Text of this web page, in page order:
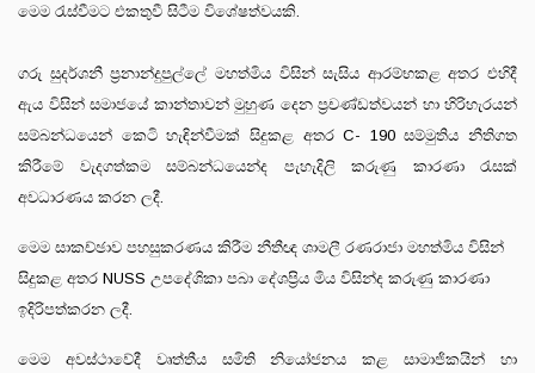
මෙම රැස්වීමට එකතුවී සිටීම විශේෂත්වයකි.
ගරු සුදර්ශනී ප්‍රනාන්දුපුල්ලේ මහත්මිය විසින් සැසිය ආරම්භකළ අතර එහිදී
ඇය විසින් සමාජයේ කාන්තාවන් මුහුණ දෙන ප්‍රචණ්ඩත්වයන් හා හිරිහැරයන්
සම්බන්ධයෙන් කෙටි හැඳින්වීමක් සිදුකළ අතර C- 190 සම්මුතිය නීතිගත
කිරීමේ වැදගත්කම සම්බන්ධයෙන්ද පැහැදිලි කරුණු කාරණා රැසක්
අවධාරණය කරන ලදී.
මෙම සාකච්ඡාව පහසුකරණය කිරීම නීතීඥ ශාමලී රණරාජා මහත්මිය විසින්
සිදුකළ අතර NUSS උපදේශිකා පබා දේශප්‍රිය මිය විසින්ද කරුණු කාරණා
ඉදිරිපත්කරන ලදී.
මෙම අවස්ථාවේදී වෘත්තීය සමිති නියෝජනය කළ සාමාජිකයින් හා